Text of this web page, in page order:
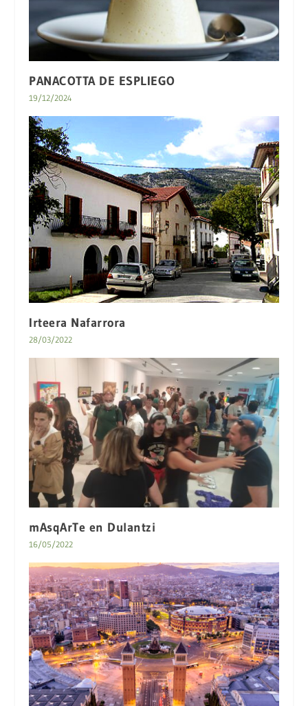
PANACOTTA DE ESPLIEGO
19/12/2024
Irteera Nafarrora
28/03/2022
mAsqArTe en Dulantzi
16/05/2022